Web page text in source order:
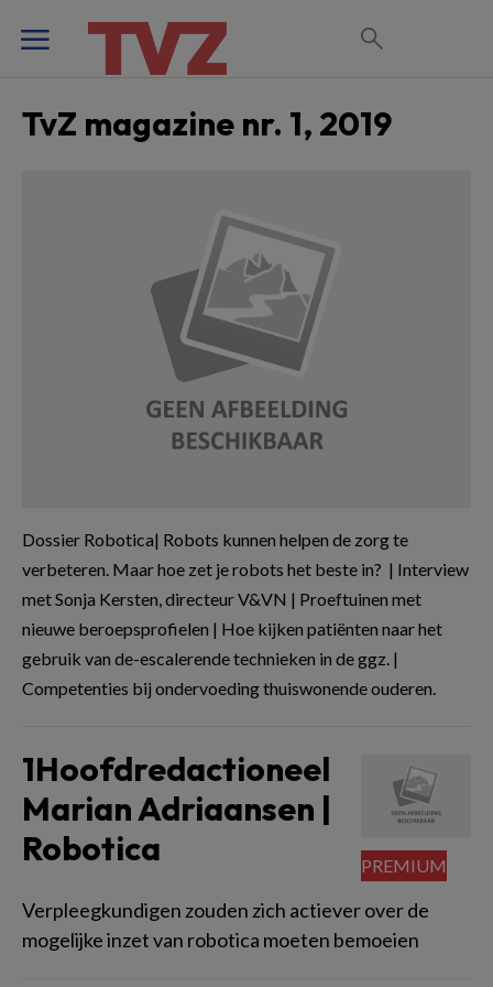
TvZ magazine nr. 1, 2019
Dossier Robotica| Robots kunnen helpen de zorg te
verbeteren. Maar hoe zet je robots het beste in? | Interview
met Sonja Kersten, directeur V&VN | Proeftuinen met
nieuwe beroepsprofielen | Hoe kijken patiënten naar het
gebruik van de-escalerende technieken in de ggz. |
Competenties bij ondervoeding thuiswonende ouderen.
1Hoofdredactioneel
Marian Adriaansen |
Robotica
Verpleegkundigen zouden zich actiever over de
mogelijke inzet van robotica moeten bemoeien